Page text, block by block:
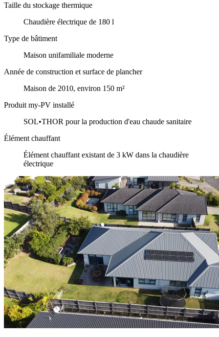
Taille du stockage thermique
Chaudière électrique de 180 l
Type de bâtiment
Maison unifamiliale moderne
Année de construction et surface de plancher
Maison de 2010, environ 150 m²
Produit my-PV installé
SOL•THOR pour la production d'eau chaude sanitaire
Élément chauffant
Élément chauffant existant de 3 kW dans la chaudière
électrique